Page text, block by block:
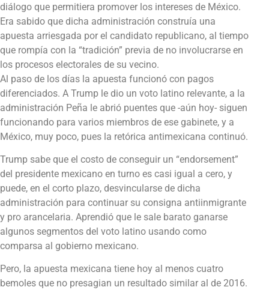
diálogo que permitiera promover los intereses de México.
Era sabido que dicha administración construía una
apuesta arriesgada por el candidato republicano, al tiempo
que rompía con la “tradición” previa de no involucrarse en
los procesos electorales de su vecino.
Al paso de los días la apuesta funcionó con pagos
diferenciados. A Trump le dio un voto latino relevante, a la
administración Peña le abrió puentes que -aún hoy- siguen
funcionando para varios miembros de ese gabinete, y a
México, muy poco, pues la retórica antimexicana continuó.
Trump sabe que el costo de conseguir un “endorsement”
del presidente mexicano en turno es casi igual a cero, y
puede, en el corto plazo, desvincularse de dicha
administración para continuar su consigna antiinmigrante
y pro arancelaria. Aprendió que le sale barato ganarse
algunos segmentos del voto latino usando como
comparsa al gobierno mexicano.
Pero, la apuesta mexicana tiene hoy al menos cuatro
bemoles que no presagian un resultado similar al de 2016.